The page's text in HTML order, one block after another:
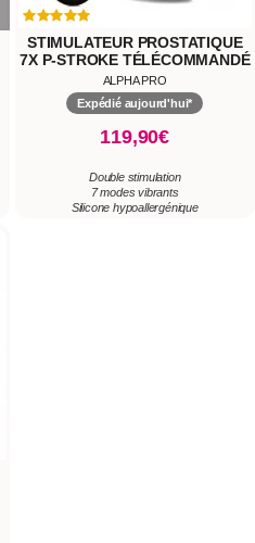
STIMULATEUR PROSTATIQUE
7X P-STROKE TÉLÉCOMMANDÉ
ALPHA PRO
Expédié aujourd'hui*
119,90€
Double stimulation
7 modes vibrants
Silicone hypoallergénique